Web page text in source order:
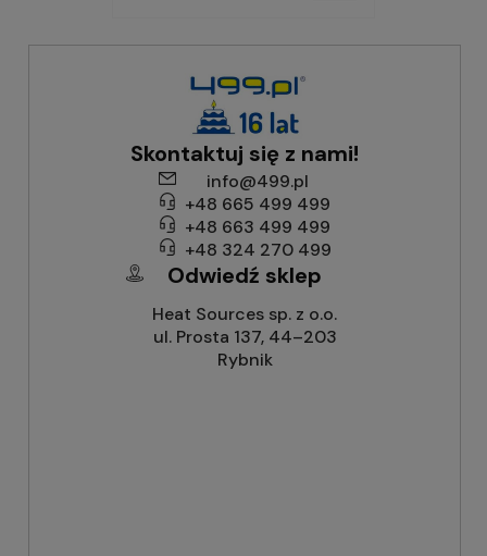
Skontaktuj się z nami!
info@499.pl
+48 665 499 499
+48 663 499 499
+48 324 270 499
Odwiedź sklep
Heat Sources sp. z o.o.
ul. Prosta 137, 44–203
Rybnik